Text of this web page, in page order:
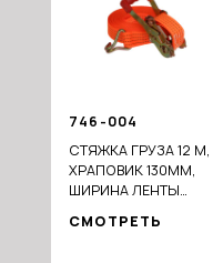
746-004
СТЯЖКА ГРУЗА 12 М,
ХРАПОВИК 130ММ,
ШИРИНА ЛЕНТЫ
J-КРЮКИ,
СМОТРЕТЬ